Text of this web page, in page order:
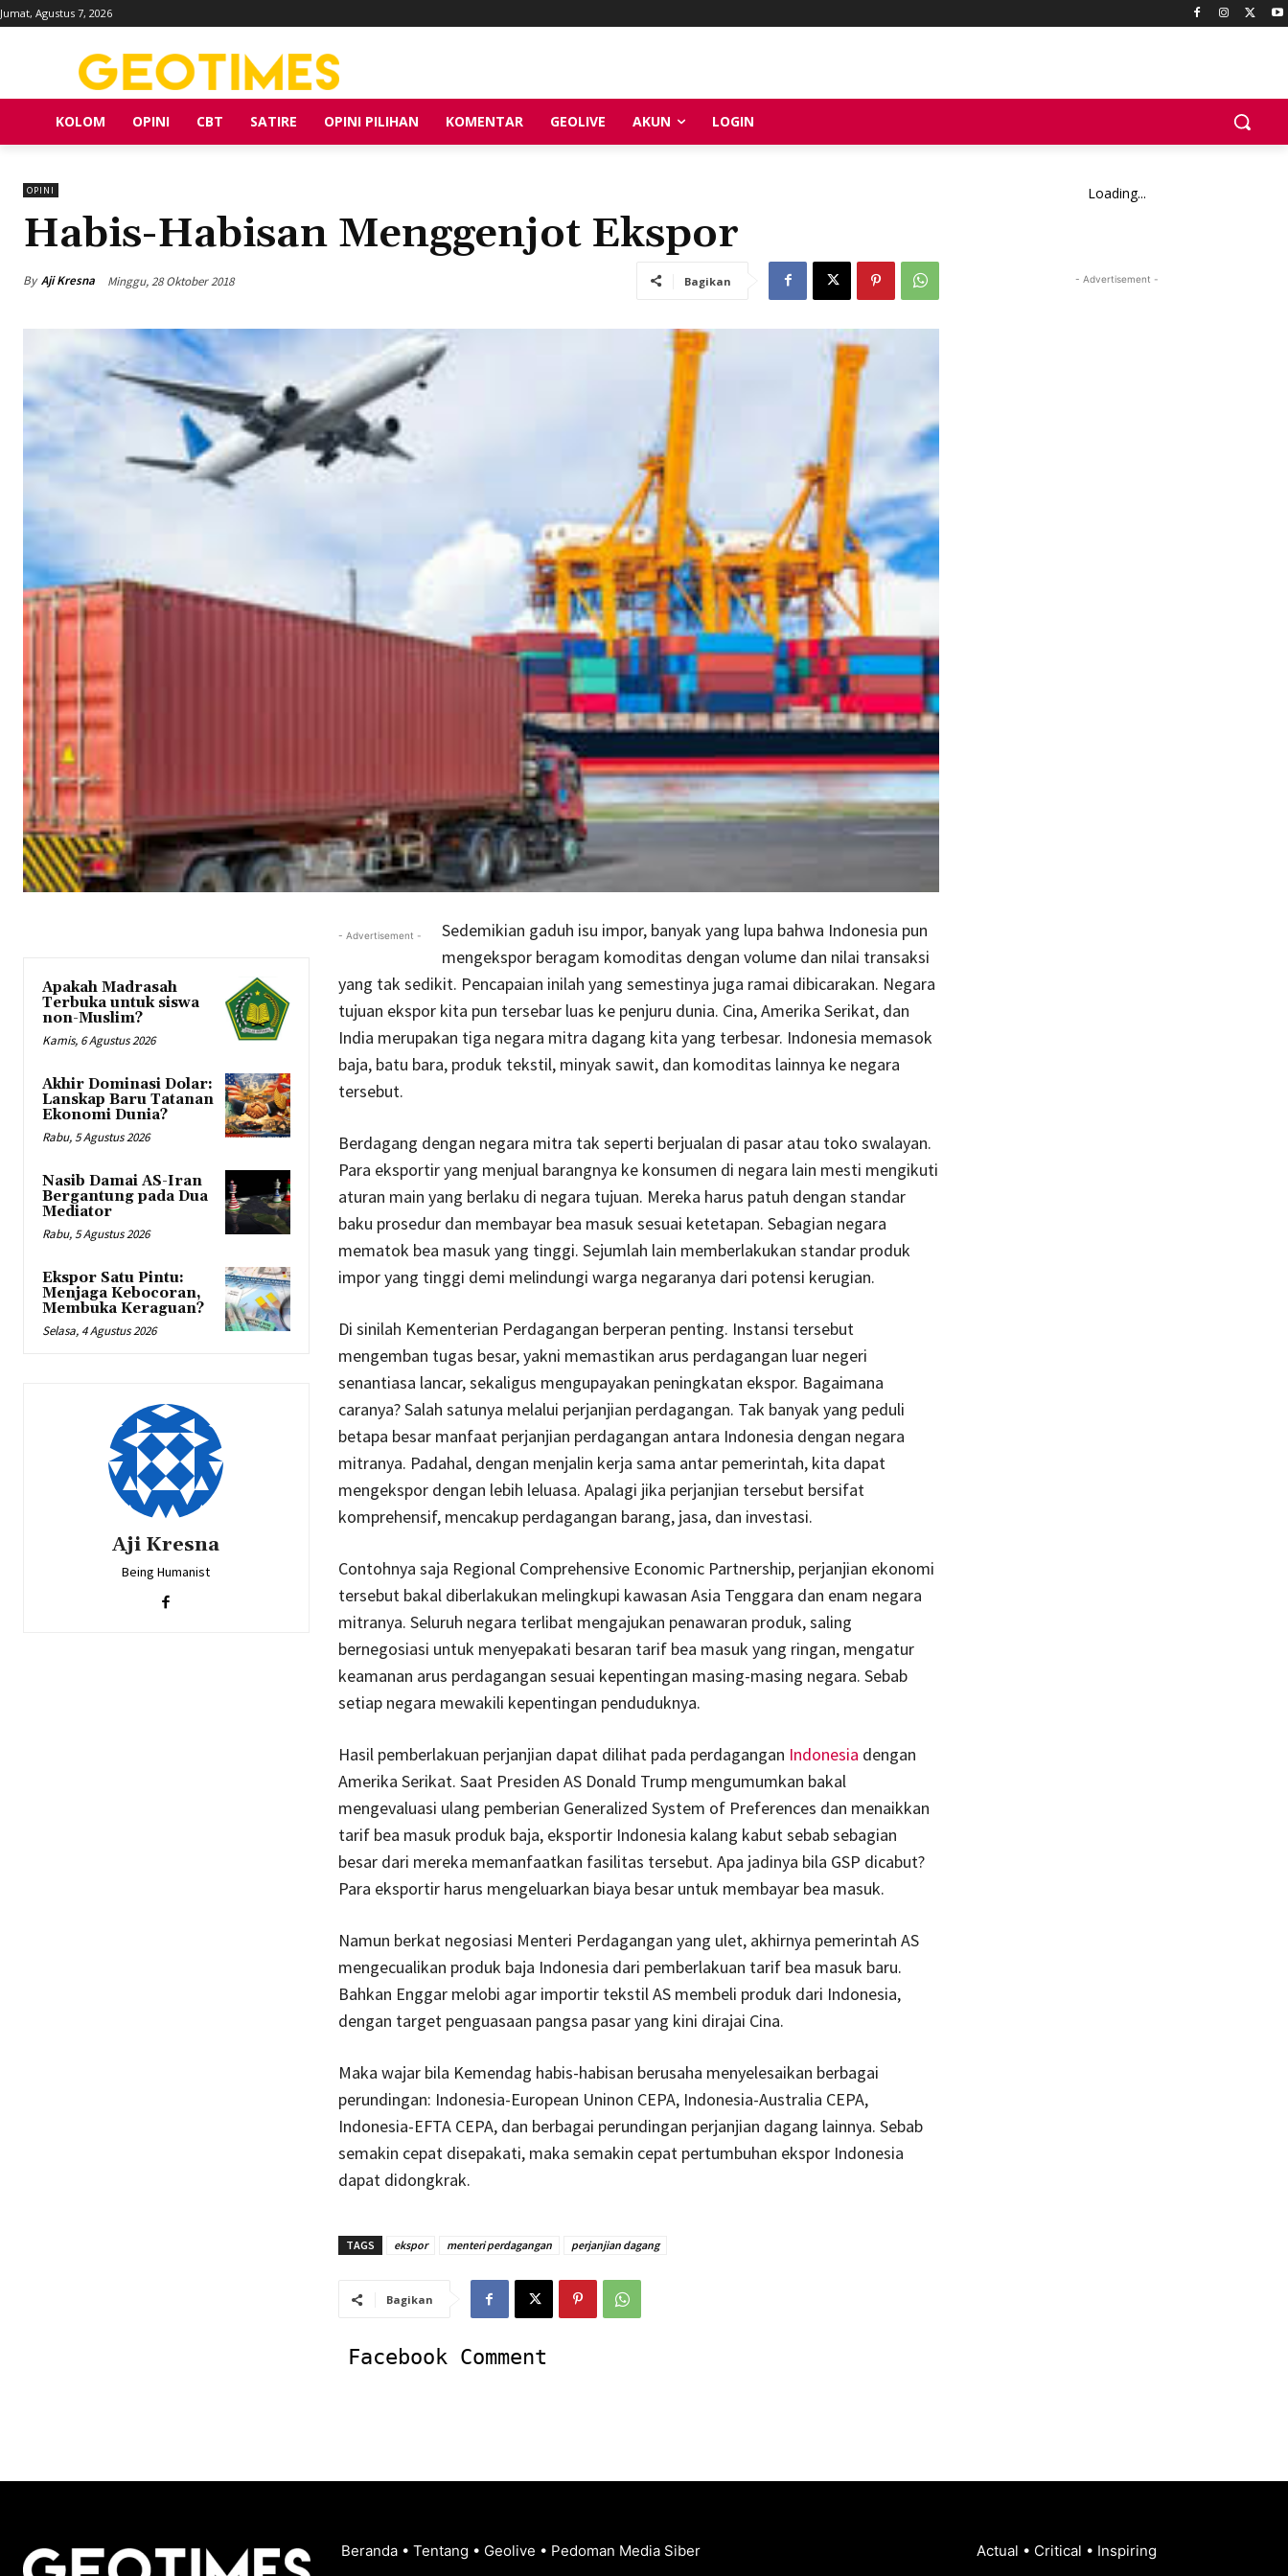
Jumat, Agustus 7, 2026
KOLOM OPINI CBT SATIRE OPINI PILIHAN KOMENTAR GEOLIVE AKUN LOGIN
OPINI
Habis-Habisan Menggenjot Ekspor
By Aji Kresna Minggu, 28 Oktober 2018 Bagikan
Apakah Madrasah
Terbuka untuk siswa
non-Muslim?
Kamis, 6 Agustus 2026
Akhir Dominasi Dolar:
Lanskap Baru Tatanan
Ekonomi Dunia?
Rabu, 5 Agustus 2026
Nasib Damai AS-Iran
Bergantung pada Dua
Mediator
Rabu, 5 Agustus 2026
Ekspor Satu Pintu:
Menjaga Kebocoran,
Membuka Keraguan?
Selasa, 4 Agustus 2026
Aji Kresna
Being Humanist
- Advertisement -
Sedemikian gaduh isu impor, banyak yang lupa bahwa Indonesia pun
mengekspor beragam komoditas dengan volume dan nilai transaksi
yang tak sedikit. Pencapaian inilah yang semestinya juga ramai dibicarakan. Negara
tujuan ekspor kita pun tersebar luas ke penjuru dunia. Cina, Amerika Serikat, dan
India merupakan tiga negara mitra dagang kita yang terbesar. Indonesia memasok
baja, batu bara, produk tekstil, minyak sawit, dan komoditas lainnya ke negara
tersebut.
Berdagang dengan negara mitra tak seperti berjualan di pasar atau toko swalayan.
Para eksportir yang menjual barangnya ke konsumen di negara lain mesti mengikuti
aturan main yang berlaku di negara tujuan. Mereka harus patuh dengan standar
baku prosedur dan membayar bea masuk sesuai ketetapan. Sebagian negara
mematok bea masuk yang tinggi. Sejumlah lain memberlakukan standar produk
impor yang tinggi demi melindungi warga negaranya dari potensi kerugian.
Di sinilah Kementerian Perdagangan berperan penting. Instansi tersebut
mengemban tugas besar, yakni memastikan arus perdagangan luar negeri
senantiasa lancar, sekaligus mengupayakan peningkatan ekspor. Bagaimana
caranya? Salah satunya melalui perjanjian perdagangan. Tak banyak yang peduli
betapa besar manfaat perjanjian perdagangan antara Indonesia dengan negara
mitranya. Padahal, dengan menjalin kerja sama antar pemerintah, kita dapat
mengekspor dengan lebih leluasa. Apalagi jika perjanjian tersebut bersifat
komprehensif, mencakup perdagangan barang, jasa, dan investasi.
Contohnya saja Regional Comprehensive Economic Partnership, perjanjian ekonomi
tersebut bakal diberlakukan melingkupi kawasan Asia Tenggara dan enam negara
mitranya. Seluruh negara terlibat mengajukan penawaran produk, saling
bernegosiasi untuk menyepakati besaran tarif bea masuk yang ringan, mengatur
keamanan arus perdagangan sesuai kepentingan masing-masing negara. Sebab
setiap negara mewakili kepentingan penduduknya.
Hasil pemberlakuan perjanjian dapat dilihat pada perdagangan Indonesia dengan
Amerika Serikat. Saat Presiden AS Donald Trump mengumumkan bakal
mengevaluasi ulang pemberian Generalized System of Preferences dan menaikkan
tarif bea masuk produk baja, eksportir Indonesia kalang kabut sebab sebagian
besar dari mereka memanfaatkan fasilitas tersebut. Apa jadinya bila GSP dicabut?
Para eksportir harus mengeluarkan biaya besar untuk membayar bea masuk.
Namun berkat negosiasi Menteri Perdagangan yang ulet, akhirnya pemerintah AS
mengecualikan produk baja Indonesia dari pemberlakuan tarif bea masuk baru.
Bahkan Enggar melobi agar importir tekstil AS membeli produk dari Indonesia,
dengan target penguasaan pangsa pasar yang kini dirajai Cina.
Maka wajar bila Kemendag habis-habisan berusaha menyelesaikan berbagai
perundingan: Indonesia-European Uninon CEPA, Indonesia-Australia CEPA,
Indonesia-EFTA CEPA, dan berbagai perundingan perjanjian dagang lainnya. Sebab
semakin cepat disepakati, maka semakin cepat pertumbuhan ekspor Indonesia
dapat didongkrak.
TAGS ekspor menteri perdagangan perjanjian dagang
Bagikan
Facebook Comment
Loading...
- Advertisement -
Beranda • Tentang • Geolive • Pedoman Media Siber Actual • Critical • Inspiring